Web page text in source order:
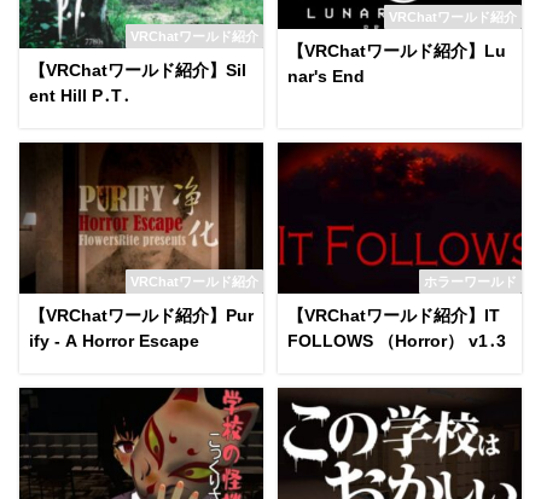
VRChatワールド紹介
【VRChatワールド紹介】Sil
ent Hill P․T․
VRChatワールド紹介
【VRChatワールド紹介】Lu
nar's End
VRChatワールド紹介
【VRChatワールド紹介】Pur
ify - A Horror Escape
ホラーワールド
【VRChatワールド紹介】IT
FOLLOWS （Horror） v1․3